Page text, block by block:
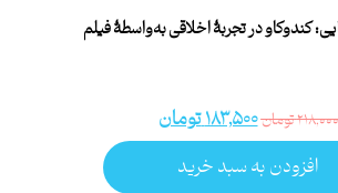
کندوکاو در تجربۀ اخلاقی به‌واسطۀ فیلم
۲۱۸,۰۰۰تومان۱۸۳,۵۰۰تومان
افزودن به سبد خرید